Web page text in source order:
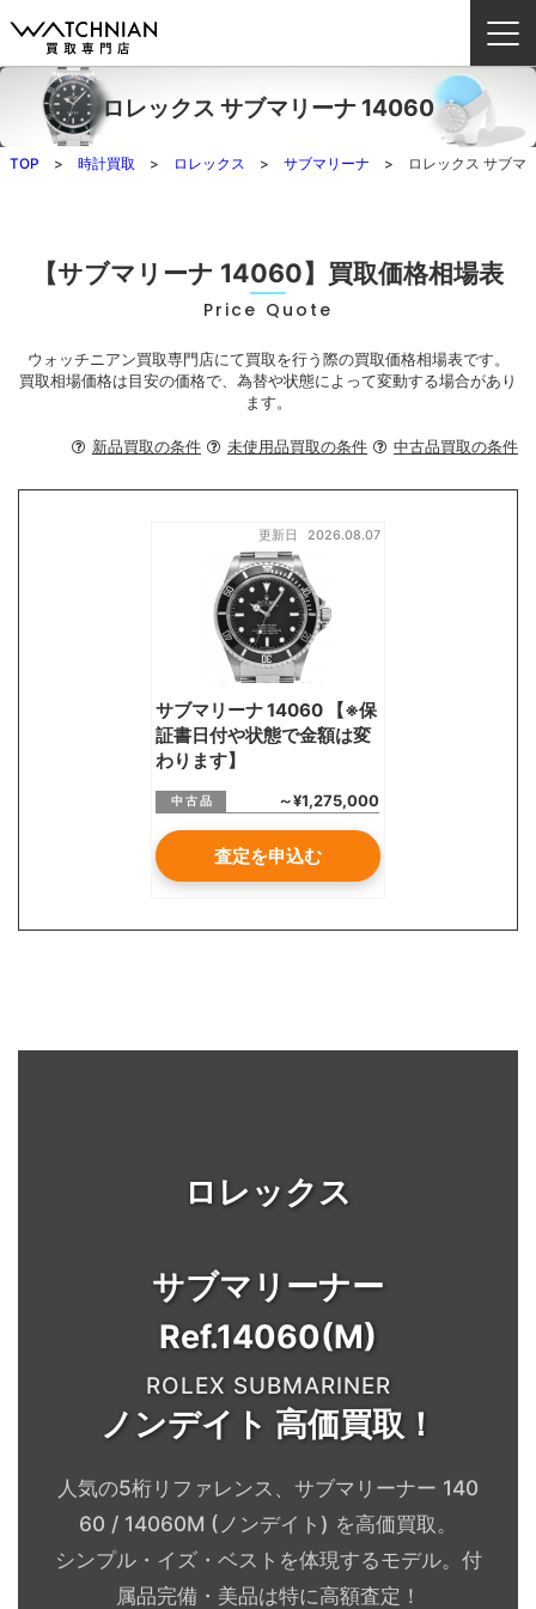
ウォッチニアン買取専門店とは？
ブランドから探す
買取方法
店舗一覧
お役立ち情報
お気軽にご相談ください
0120-954-800
(11:00～20:00年中無休)
24時間受付中！
メール査定はこちらから
ロレックス サブマリーナ 14060
TOP 時計買取 ロレックス サブマリーナ ロレックス サブマ
【サブマリーナ 14060】買取価格相場表
Price Quote
ウォッチニアン買取専門店にて買取を行う際の買取価格相場表です。
買取相場価格は目安の価格で、為替や状態によって変動する場合があり
ます。
新品買取の条件 未使用品買取の条件 中古品買取の条件
更新日 2026.08.07
サブマリーナ 14060 【※保
証書日付や状態で金額は変
わります】
中 古 品 ～¥1,275,000
査定を申込む
ロレックス
サブマリーナー
Ref.14060(M)
ROLEX SUBMARINER
ノンデイト 高価買取！
人気の5桁リファレンス、サブマリーナー 140
60 / 14060M (ノンデイト) を高価買取。
シンプル・イズ・ベストを体現するモデル。付
属品完備・美品は特に高額査定！